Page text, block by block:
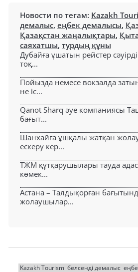
Новости по тегам: Kazakh
демалыс, еңбек демалысы,
Қазақстан жаңалықтары,
саяхатшы, турдың құны
Дубайға ұшатын рейстер
тоқ...
Пойызда немесе вокзалда
не іс...
Qanot Sharq әуе компаниясы
бағыт...
Шанхайға ұшқалы жатқан
ескеру кер...
ТЖМ құтқарушылары тауда
көмек...
Астана – Талдықорған
жолаушылар...
Kazakh Tourism белсенді демалыс